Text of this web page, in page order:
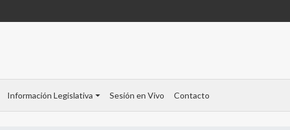
Información Legislativa Sesión en Vivo Contacto